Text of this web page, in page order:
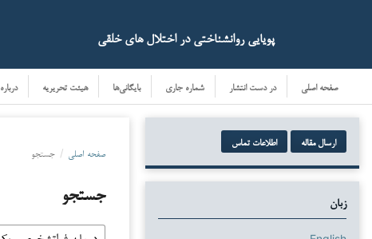
پویایی روانشناختی در اختلال های خلقی
صفحه اصلی در دست انتشار شماره جاری بایگانی‌ها هیئت تحریریه درباره
ارسال مقاله اطلاعات تماس
زبان
صفحه اصلی / جستجو
جستجو